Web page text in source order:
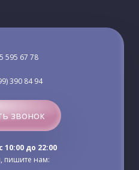
595 67 78
390 84 94
звонок
до 22:00
пишите нам: